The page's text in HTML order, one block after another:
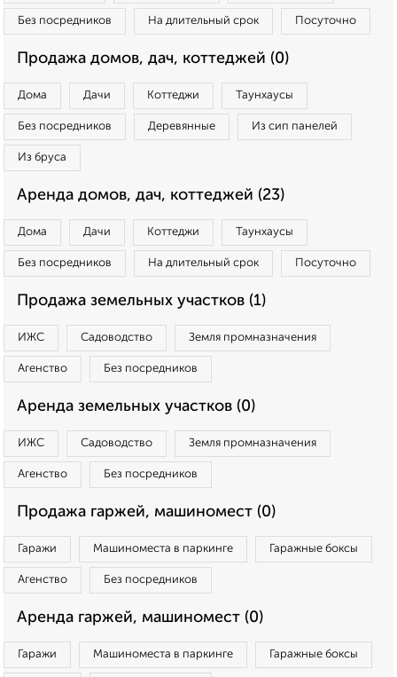
Без посредников На длительный срок Посуточно
Продажа домов, дач, коттеджей (0)
Дома Дачи Коттеджи Таунхаусы
Без посредников Деревянные Из сип панелей
Из бруса
Аренда домов, дач, коттеджей (23)
Дома Дачи Коттеджи Таунхаусы
Без посредников На длительный срок Посуточно
Продажа земельных участков (1)
ИЖС Садоводство Земля промназначения
Агенство Без посредников
Аренда земельных участков (0)
ИЖС Садоводство Земля промназначения
Агенство Без посредников
Продажа гаржей, машиномест (0)
Гаражи Машиноместа в паркинге Гаражные боксы
Агенство Без посредников
Аренда гаржей, машиномест (0)
Гаражи Машиноместа в паркинге Гаражные боксы